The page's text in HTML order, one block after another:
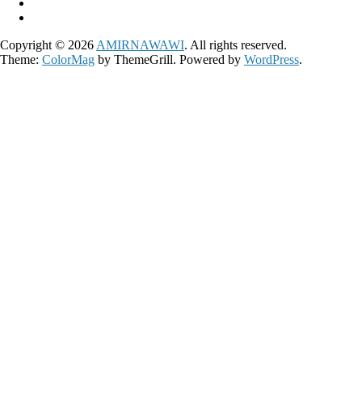
Copyright © 2026 AMIRNAWAWI. All rights reserved.
Theme: ColorMag by ThemeGrill. Powered by WordPress.